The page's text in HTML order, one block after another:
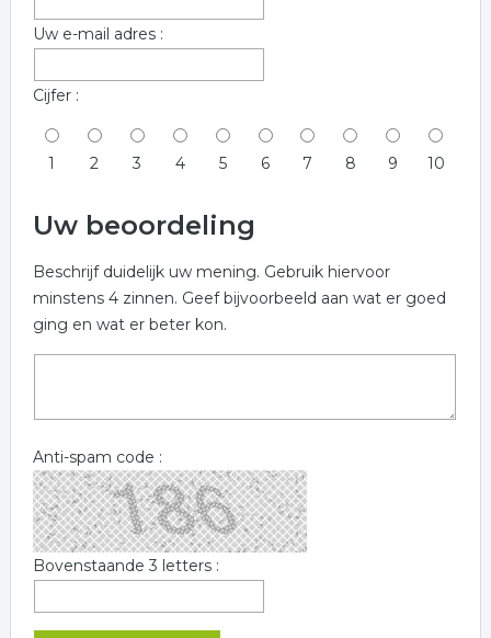
Uw e-mail adres :
Cijfer :
1 2 3 4 5 6 7 8 9 10
Uw beoordeling
Beschrijf duidelijk uw mening. Gebruik hiervoor
minstens 4 zinnen. Geef bijvoorbeeld aan wat er goed
ging en wat er beter kon.
Anti-spam code :
Bovenstaande 3 letters :